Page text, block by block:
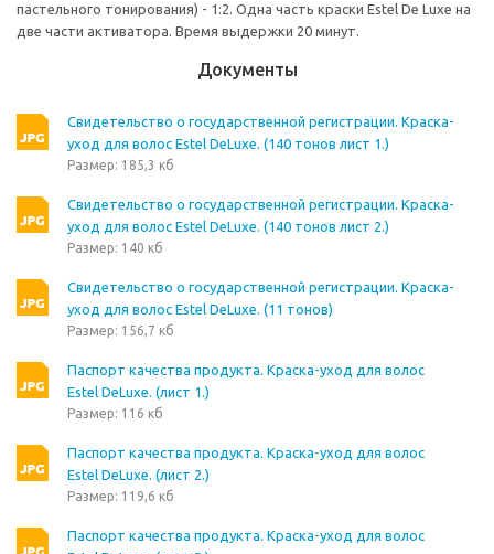
пастельного тонирования) - 1:2. Одна часть краски Estel De Luxe на
две части активатора. Время выдержки 20 минут.
Документы
Свидетельство о государственной регистрации. Краска-
уход для волос Estel DeLuxe. (140 тонов лист 1.)
Размер: 185,3 кб
Свидетельство о государственной регистрации. Краска-
уход для волос Estel DeLuxe. (140 тонов лист 2.)
Размер: 140 кб
Свидетельство о государственной регистрации. Краска-
уход для волос Estel DeLuxe. (11 тонов)
Размер: 156,7 кб
Паспорт качества продукта. Краска-уход для волос
Estel DeLuxe. (лист 1.)
Размер: 116 кб
Паспорт качества продукта. Краска-уход для волос
Estel DeLuxe. (лист 2.)
Размер: 119,6 кб
Паспорт качества продукта. Краска-уход для волос